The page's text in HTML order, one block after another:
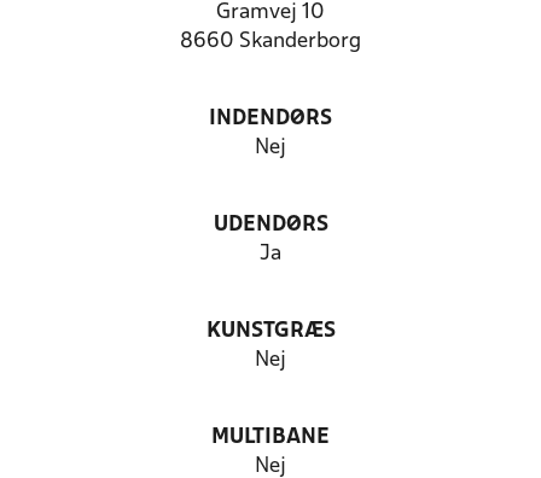
Gramvej 10
8660 Skanderborg
INDENDØRS
Nej
UDENDØRS
Ja
KUNSTGRÆS
Nej
MULTIBANE
Nej